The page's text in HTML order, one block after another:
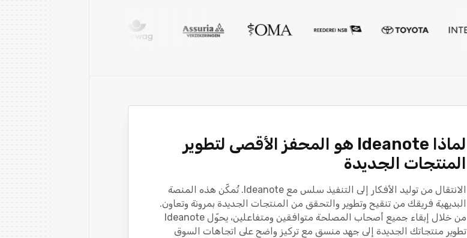
لماذا Ideanote هو المحفز الأقصى لتطوير
المنتجات الجديدة
الانتقال من توليد الأفكار إلى التنفيذ سلس مع Ideanote. تُمكّن هذه المنصة
البديهية فريقك من تنقيح وتطوير والتحقق من المنتجات الجديدة بمرونة وتعاون.
من خلال إبقاء جميع أصحاب المصلحة متوافقين ومتفاعلين، يحوّل Ideanote
تطوير منتجاتك الجديدة إلى جهد منسق مع تركيز واضح على اتجاهات السوق